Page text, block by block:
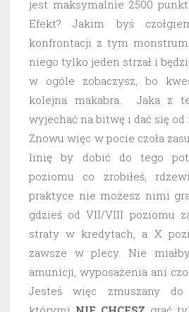
jest maksymalnie 2500
Efekt? Jakim byś
konfrontacji z tym monstrum
niego tylko jeden strzał i
w ogóle zobaczysz, bo
kolejna makabra. Jaka z
wyjechać na bitwę i dać się od
Znowu więc w pocie czoła
linię by dobić do tego
poziomu co zrobiłeś,
praktyce nie możesz nimi
gdzieś od VII/VIII poziomu
straty w kredytach, a X
zawsze w plecy. Nie
amunicji, wyposażenia ani
Jesteś więc zmuszany do